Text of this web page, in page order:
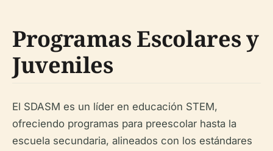
Programas Escolares y
Juveniles
El SDASM es un líder en educación STEM,
ofreciendo programas para preescolar hasta la
escuela secundaria, alineados con los estándares